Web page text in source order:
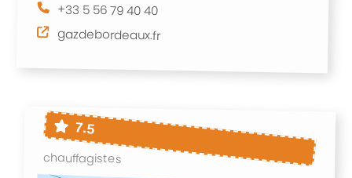
+33 5 56 79 40 40
gazdebordeaux.fr
7.5
chauffagistes